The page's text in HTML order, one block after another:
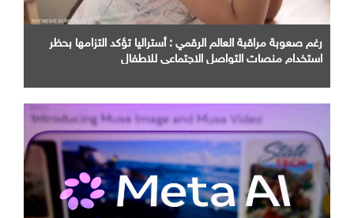
رغم صعوبة مراقبة العالم الرقمي : أستراليا تؤكد التزامها بحظر
استخدام منصات التواصل الاجتماعي للاطفال